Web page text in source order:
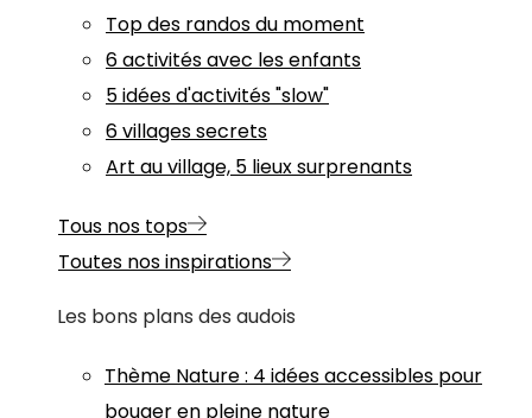
Top des randos du moment
6 activités avec les enfants
5 idées d'activités "slow"
6 villages secrets
Art au village, 5 lieux surprenants
Tous nos tops
Toutes nos inspirations
Les bons plans des audois
Thème Nature: 4 idées accessibles pour
bouger en pleine nature